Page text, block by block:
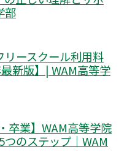
部
リースクール利用料
新版】| WAM高等学
卒業】WAM高等学院
のステップ｜WAM